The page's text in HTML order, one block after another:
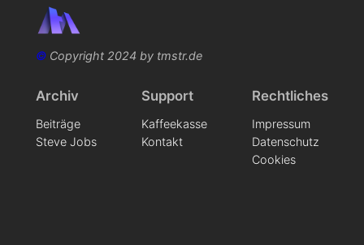
©Copyright 2024 by tmstr.de
Archiv
Beiträge
Steve Jobs
Support
Kaffeekasse
Kontakt
Rechtliches
Impressum
Datenschutz
Cookies